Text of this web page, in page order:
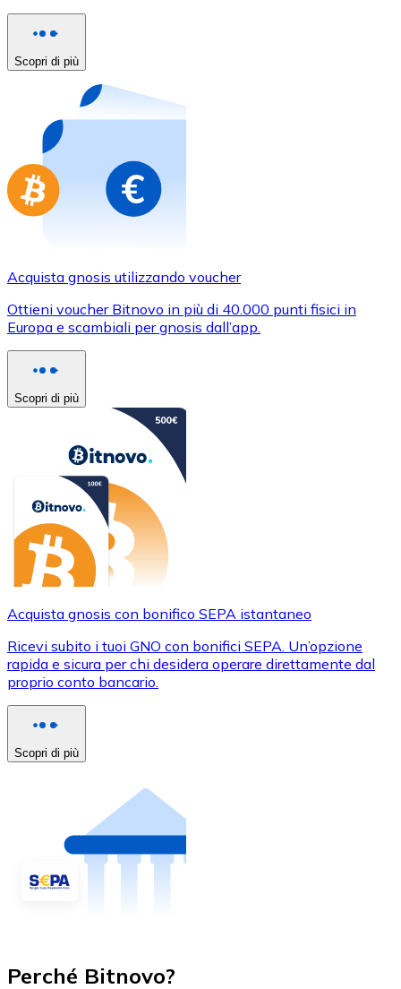
Acquista con carta
Acquista gift card dei tuoi marchi preferiti con
Vai al negozio di carte regalo
Scopri di più
Acquista gnosis utilizzando voucher
Ottieni voucher Bitnovo in più di 40.000 punti fisici in
Europa e scambiali per gnosis dall’app.
Scopri di più
Acquista gnosis con bonifico SEPA istantaneo
Ricevi subito i tuoi GNO con bonifici SEPA. Un’opzione
rapida e sicura per chi desidera operare direttamente dal
proprio conto bancario.
Scopri di più
Perché Bitnovo?